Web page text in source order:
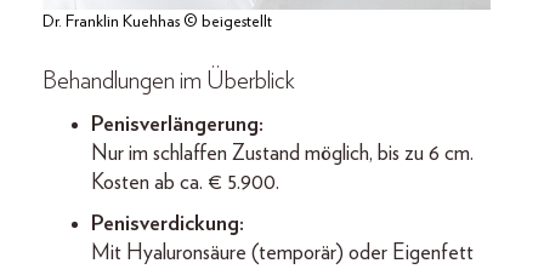
Dr. Franklin Kuehhas © beigestellt
Behandlungen im Überblick
Penisverlängerung:
Nur im schlaffen Zustand möglich, bis zu 6 cm.
Kosten ab ca. € 5.900.
Penisverdickung:
Mit Hyaluronsäure (temporär) oder Eigenfett